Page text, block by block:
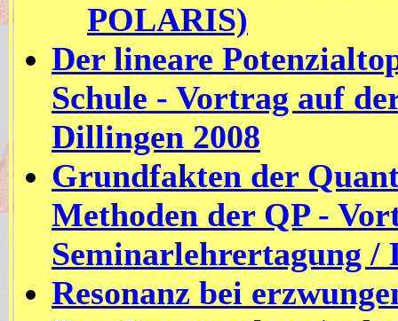
POLARIS)
Der lineare
Schule - Vortrag auf
Dillingen 2008
Grundfakten der
Methoden der QP -
Seminarlehrertagung /
Resonanz bei